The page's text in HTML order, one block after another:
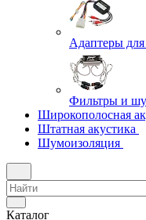
Адаптеры для
Фильтры и
Широкополосная
Штатная акустика
Шумоизоляция
Каталог